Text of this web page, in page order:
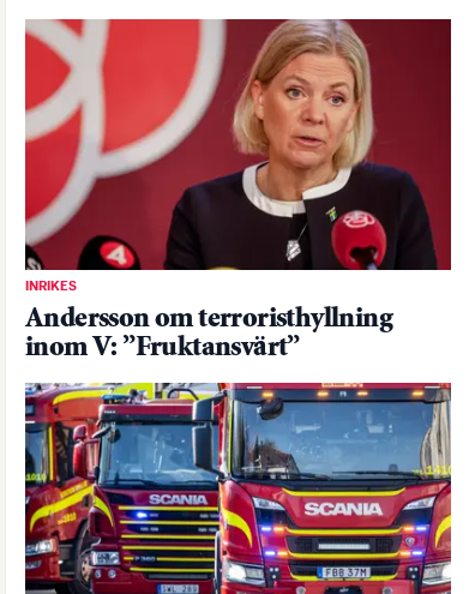
INRIKES
Andersson om terroristhyllning
inom V: ”Fruktansvärt”